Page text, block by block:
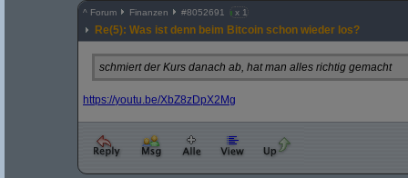
^ Forum Finanzen #8052691 x 1
Re(5): Was ist denn beim Bitcoin schon wieder los?
schmiert der Kurs danach ab, hat man alles richtig gemacht
https://youtu.be/XbZ8zDpX2Mg